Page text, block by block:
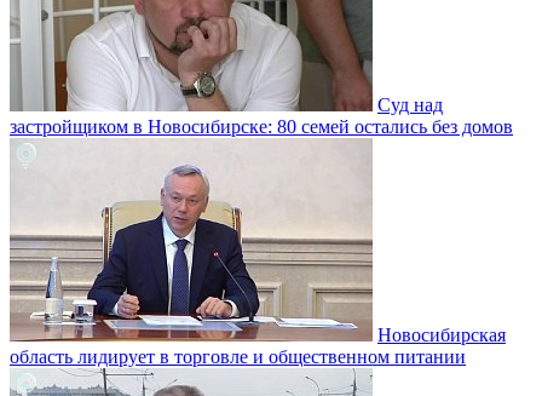
Суд над
застройщиком в Новосибирске: 80 семей остались без домов
Новосибирская
область лидирует в торговле и общественном питании